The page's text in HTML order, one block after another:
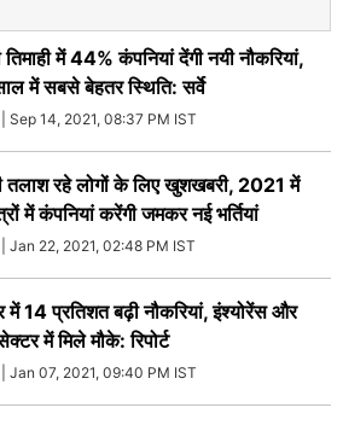
तिमाही में 44% कंपनियां देंगी नयी नौकरियां,
में सबसे बेहतर स्थिति: सर्वे
Sep 14, 2021, 08:37 PM IST
तलाश रहे लोगों के लिए खुशखबरी, 2021 में
में कंपनियां करेंगी जमकर नई भर्तियां
Jan 22, 2021, 02:48 PM IST
में 14 प्रतिशत बढ़ी नौकरियां, इंश्योरेंस और
में मिले मौके: रिपोर्ट
Jan 07, 2021, 09:40 PM IST